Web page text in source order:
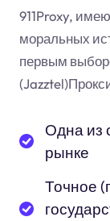
911Proxy,
моральных
первым
Одна из
рынке
Точное